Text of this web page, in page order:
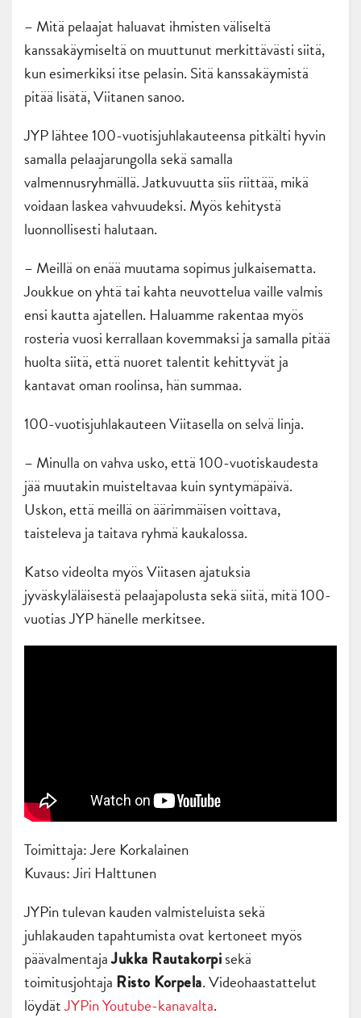
– Mitä pelaajat haluavat ihmisten väliseltä
kanssakäymiseltä on muuttunut merkittävästi siitä,
kun esimerkiksi itse pelasin. Sitä kanssakäymistä
pitää lisätä, Viitanen sanoo.
JYP lähtee 100-vuotisjuhlakauteensa pitkälti hyvin
samalla pelaajarungolla sekä samalla
valmennusryhmällä. Jatkuvuutta siis riittää, mikä
voidaan laskea vahvuudeksi. Myös kehitystä
luonnollisesti halutaan.
– Meillä on enää muutama sopimus julkaisematta.
Joukkue on yhtä tai kahta neuvottelua vaille valmis
ensi kautta ajatellen. Haluamme rakentaa myös
rosteria vuosi kerrallaan kovemmaksi ja samalla pitää
huolta siitä, että nuoret talentit kehittyvät ja
kantavat oman roolinsa, hän summaa.
100-vuotisjuhlakauteen Viitasella on selvä linja.
– Minulla on vahva usko, että 100-vuotiskaudesta
jää muutakin muisteltavaa kuin syntymäpäivä.
Uskon, että meillä on äärimmäisen voittava,
taisteleva ja taitava ryhmä kaukalossa.
Katso videolta myös Viitasen ajatuksia
jyväskyläläisestä pelaajapolusta sekä siitä, mitä 100-
vuotias JYP hänelle merkitsee.
Toimittaja: Jere Korkalainen
Kuvaus: Jiri Halttunen
JYPin tulevan kauden valmisteluista sekä
juhlakauden tapahtumista ovat kertoneet myös
päävalmentajaJukka Rautakorpisekä
toimitusjohtaja Risto Korpela. Videohaastattelut
löydätJYPin Youtube-kanavalta.